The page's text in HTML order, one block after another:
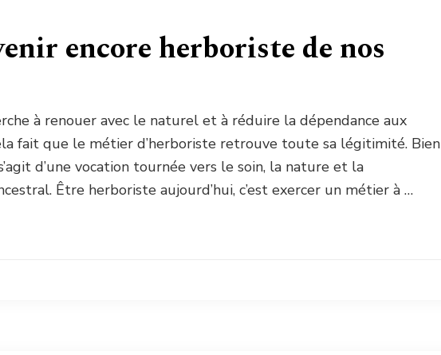
encore herboriste de nos
à renouer avec le naturel et à réduire la dépendance aux
fait que le métier d’herboriste retrouve toute sa légitimité. Bien
d’une vocation tournée vers le soin, la nature et la
Être herboriste aujourd’hui, c’est exercer un métier à …